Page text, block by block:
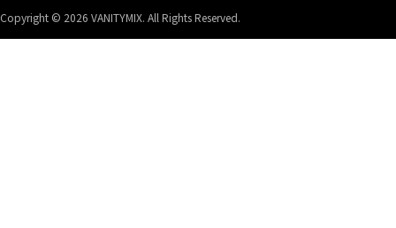
Copyright © 2026 VANITYMIX. All Rights Reserved.